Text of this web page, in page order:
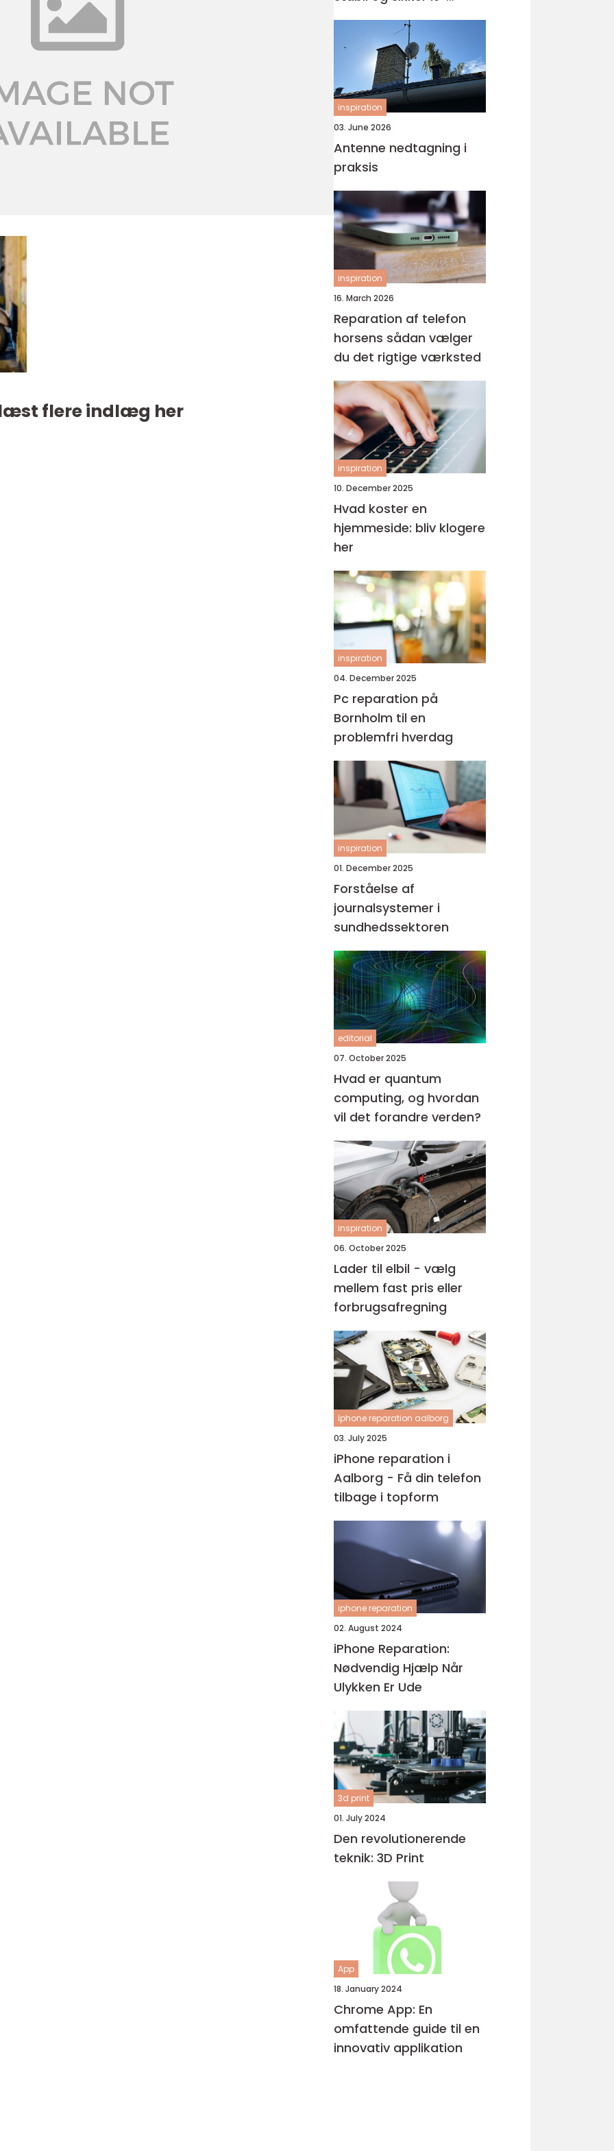
flere indlæg her
hverdag
inspiration
03. June 2026
Antenne nedtagning i
praksis
inspiration
16. March 2026
Reparation af telefon
horsens sådan vælger
du det rigtige værksted
inspiration
10. December 2025
Hvad koster en
hjemmeside: bliv klogere
her
inspiration
04. December 2025
Pc reparation på
Bornholm til en
problemfri hverdag
inspiration
01. December 2025
Forståelse af
journalsystemer i
sundhedssektoren
editorial
07. October 2025
Hvad er quantum
computing, og hvordan
vil det forandre verden?
inspiration
06. October 2025
Lader til elbil - vælg
mellem fast pris eller
forbrugsafregning
Iphone reparation aalborg
03. July 2025
iPhone reparation i
Aalborg - Få din telefon
tilbage i topform
iphone reparation
02. August 2024
iPhone Reparation:
Nødvendig Hjælp Når
Ulykken Er Ude
3d print
01. July 2024
Den revolutionerende
teknik: 3D Print
App
18. January 2024
Chrome App: En
omfattende guide til en
innovativ applikation